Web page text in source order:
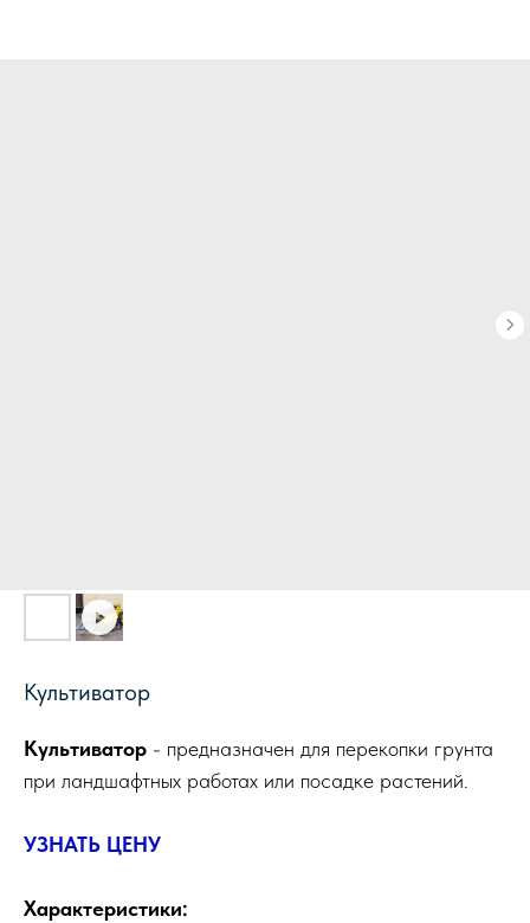
Культиватор
Культиватор - предназначен для перекопки грунта
при ландшафтных работах или посадке растений.
УЗНАТЬ ЦЕНУ
Характеристики: